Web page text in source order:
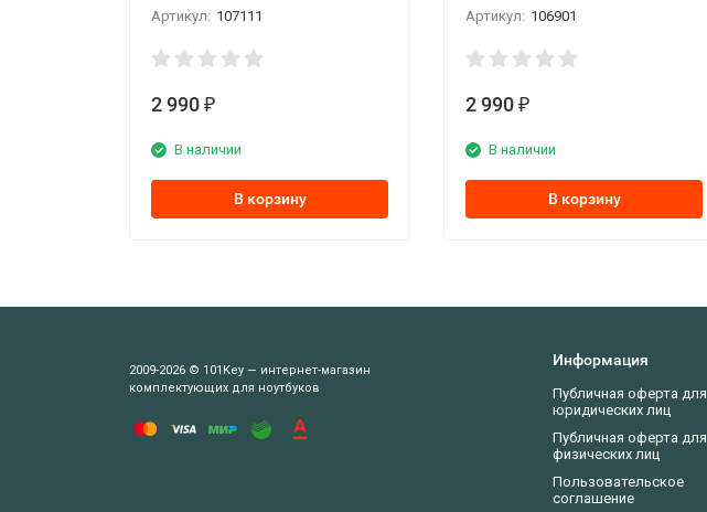
Артикул: 107111
2 990 ₽
В наличии
В корзину
Артикул: 106901
2 990 ₽
В наличии
В корзину
2009-2026 © 101Key — интернет-магазин
комплектующих для ноутбуков
Информация
Публичная оферта для
юридических лиц
Публичная оферта для
физических лиц
Пользовательское
соглашение